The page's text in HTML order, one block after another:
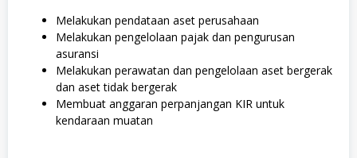
Melakukan pendataan aset perusahaan
Melakukan pengelolaan pajak dan pengurusan
asuransi
Melakukan perawatan dan pengelolaan aset bergerak
dan aset tidak bergerak
Membuat anggaran perpanjangan KIR untuk
kendaraan muatan